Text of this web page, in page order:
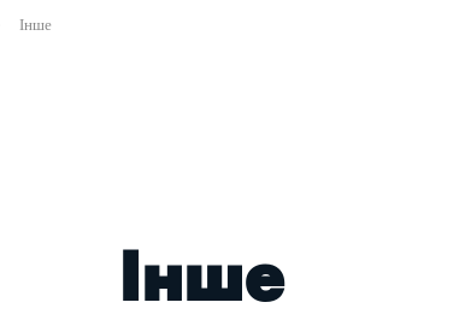
Iнше
Iнше